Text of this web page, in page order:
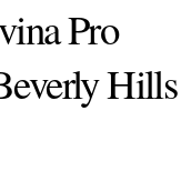
Pro
Hills